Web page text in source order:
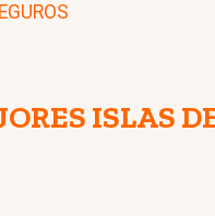
ISLAS